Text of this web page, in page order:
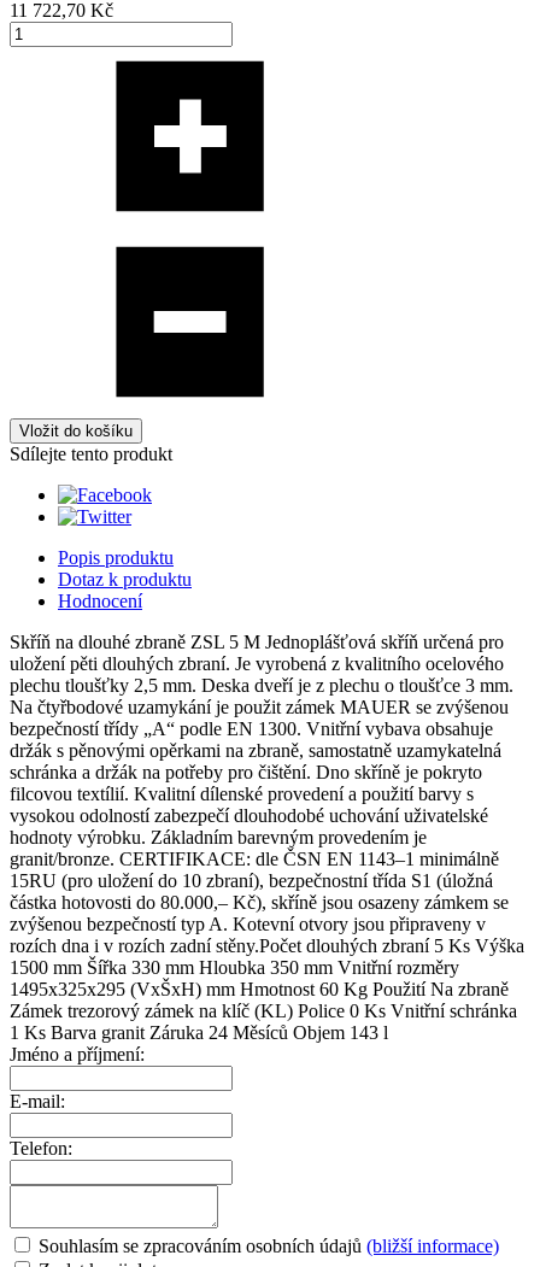
11 722,70 Kč
Vložit do košíku
Sdílejte tento produkt
Popis produktu
Dotaz k produktu
Hodnocení
Skříň na dlouhé zbraně ZSL 5 M Jednoplášťová skříň určená pro
uložení pěti dlouhých zbraní. Je vyrobená z kvalitního ocelového
plechu tloušťky 2,5 mm. Deska dveří je z plechu o tloušťce 3 mm.
Na čtyřbodové uzamykání je použit zámek MAUER se zvýšenou
bezpečností třídy „A“ podle EN 1300. Vnitřní vybava obsahuje
držák s pěnovými opěrkami na zbraně, samostatně uzamykatelná
schránka a držák na potřeby pro čištění. Dno skříně je pokryto
filcovou textílií. Kvalitní dílenské provedení a použití barvy s
vysokou odolností zabezpečí dlouhodobé uchování uživatelské
hodnoty výrobku. Základním barevným provedením je
granit/bronze. CERTIFIKACE: dle ČSN EN 1143–1 minimálně
15RU (pro uložení do 10 zbraní), bezpečnostní třída S1 (úložná
částka hotovosti do 80.000,– Kč), skříně jsou osazeny zámkem se
zvýšenou bezpečností typ A. Kotevní otvory jsou připraveny v
rozích dna i v rozích zadní stěny.Počet dlouhých zbraní 5 Ks Výška
1500 mm Šířka 330 mm Hloubka 350 mm Vnitřní rozměry
1495x325x295 (VxŠxH) mm Hmotnost 60 Kg Použití Na zbraně
Zámek trezorový zámek na klíč (KL) Police 0 Ks Vnitřní schránka
1 Ks Barva granit Záruka 24 Měsíců Objem 143 l
Jméno a příjmení:
E-mail:
Telefon:
Souhlasím se zpracováním osobních údajů (bližší informace)